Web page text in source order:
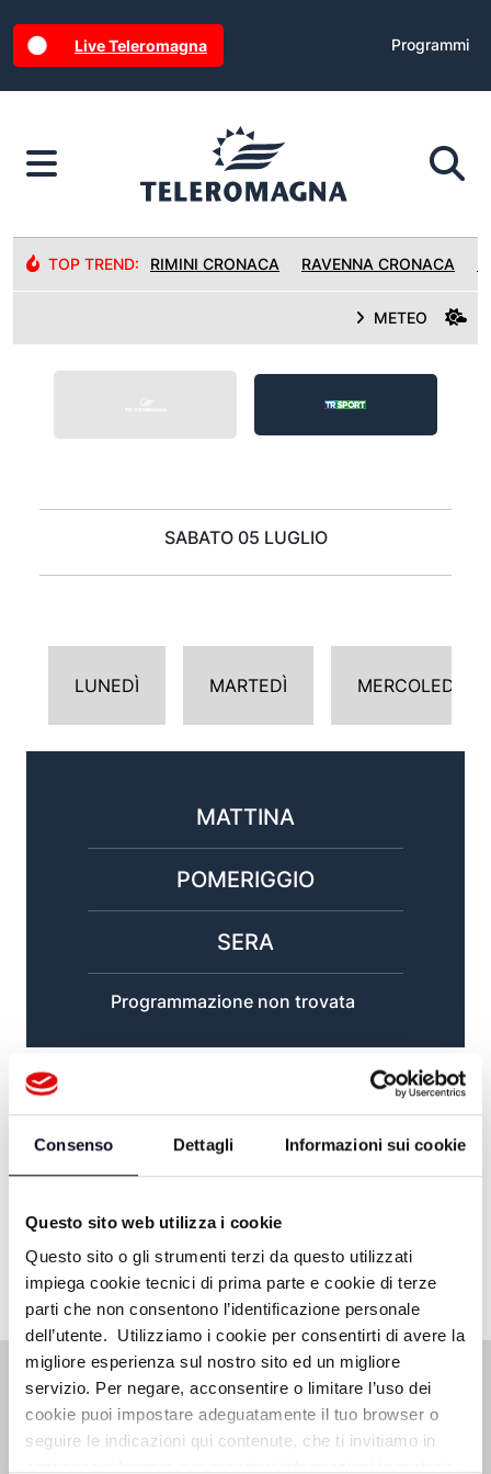
Consenso Dettagli Informazioni sui cookie
Questo sito web utilizza i cookie
Questo sito o gli strumenti terzi da questo utilizzati
impiega cookie tecnici di prima parte e cookie di terze
parti che non consentono l’identificazione personale
dell’utente. Utilizziamo i cookie per consentirti di avere la
migliore esperienza sul nostro sito ed un migliore
servizio. Per negare, acconsentire o limitare l’uso dei
cookie puoi impostare adeguatamente il tuo browser o
seguire le indicazioni qui contenute, che ti invitiamo in
Live Teleromagna Programmi
TOP TREND: RIMINI CRONACA RAVENNA CRONACA
METEO
SABATO 05 LUGLIO
LUNEDÌ MARTEDÌ MERCOLEDÌ
MATTINA
POMERIGGIO
SERA
Programmazione non trovata